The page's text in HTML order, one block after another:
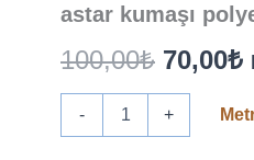
astar kumaşı
100,00₺ Orijinal
fiyat:
100,00₺.
70,00₺
- +